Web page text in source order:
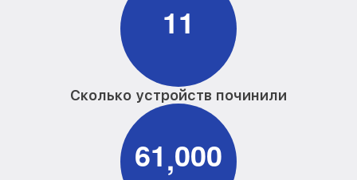
11
Сколько устройств починили
61,000